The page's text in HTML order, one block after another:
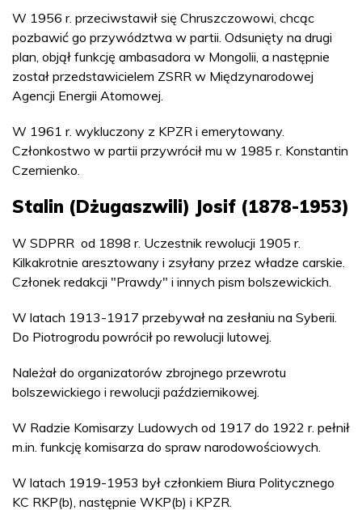
W 1956 r. przeciwstawił się Chruszczowowi, chcąc
pozbawić go przywództwa w partii. Odsunięty na drugi
plan, objął funkcję ambasadora w Mongolii, a następnie
został przedstawicielem ZSRR w Międzynarodowej
Agencji Energii Atomowej.
W 1961 r. wykluczony z KPZR i emerytowany.
Członkostwo w partii przywrócił mu w 1985 r. Konstantin
Czernienko.
Stalin (Dżugaszwili) Josif (1878-1953)
W SDPRR od 1898 r. Uczestnik rewolucji 1905 r.
Kilkakrotnie aresztowany i zsyłany przez władze carskie.
Członek redakcji "Prawdy" i innych pism bolszewickich.
W latach 1913-1917 przebywał na zesłaniu na Syberii.
Do Piotrogrodu powrócił po rewolucji lutowej.
Należał do organizatorów zbrojnego przewrotu
bolszewickiego i rewolucji październikowej.
W Radzie Komisarzy Ludowych od 1917 do 1922 r. pełnił
m.in. funkcję komisarza do spraw narodowościowych.
W latach 1919-1953 był członkiem Biura Politycznego
KC RKP(b), następnie WKP(b) i KPZR.